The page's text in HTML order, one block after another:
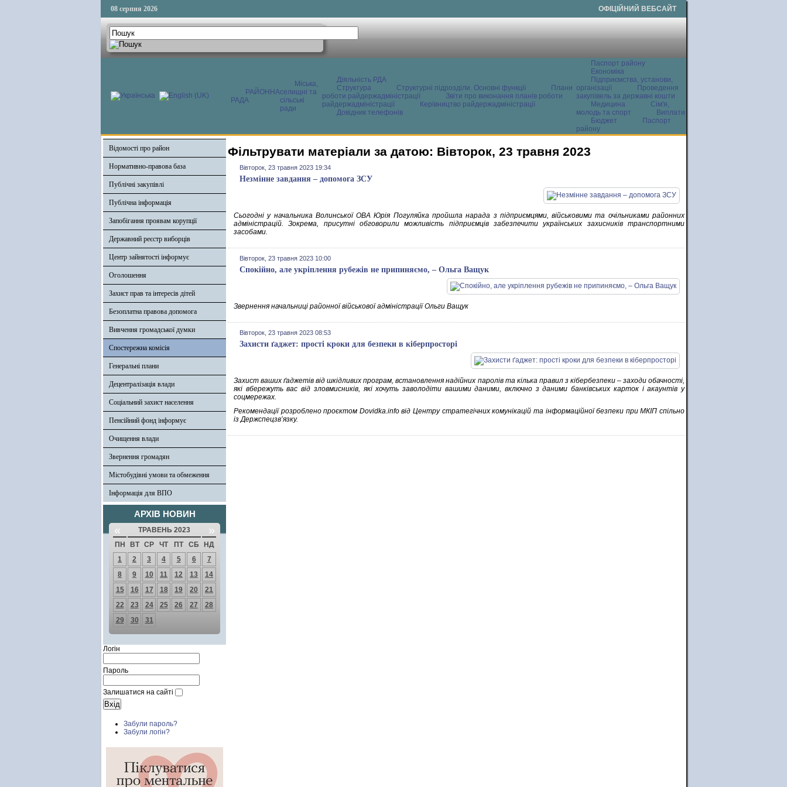
08 серпня 2026 ОФІЦІЙНИЙ ВЕБСАЙТ
РАЙОННА
РАДА
Міська,
селищні та
сільські
ради
Діяльність РДА
Структура
Структурні підрозділи. Основні функції
Плани
роботи райдержадміністрації
Звіти про виконання планів роботи
райдержадміністрації
Керівництво райдержадміністрації
Довідник телефонів
Паспорт району
Економіка
Підприємства, установи,
організації
Проведення
закупівель за державні кошти
Медицина
Сім'я,
молодь та спорт
Виплати
Бюджет
Паспорт
району
Відомості про район
Нормативно-правова база
Публічні закупівлі
Публічна інформація
Запобігання проявам корупції
Державний реєстр виборців
Центр зайнятості інформує
Оголошення
Захист прав та інтересів дітей
Безоплатна правова допомога
Вивчення громадської думки
Спостережна комісія
Генеральні плани
Децентралізація влади
Соціальний захист населення
Пенсійний фонд інформує
Очищення влади
Звернення громадян
Містобудівні умови та обмеження
Інформація для ВПО
АРХІВ НОВИН
« ТРАВЕНЬ 2023 »
ПН ВТ СР ЧТ ПТ СБ
НД
1
2 3 4 5 6
7
8
9 10 11 12 13
14
15
16 17 18 19 20
21
22
23 24 25 26 27
28
29
30 31
Логін
Пароль
Залишатися на сайті
Забули пароль?
Забули логін?
Фільтрувати матеріали за датою: Вівторок, 23 травня 2023
Вівторок, 23 травня 2023 19:34
Незмінне завдання – допомога ЗСУ
Сьогодні у начальника Волинської ОВА Юрія Погуляйка пройшла нарада з підприємцями, військовими та очільниками районних
адміністрацій. Зокрема, присутні обговорили можливість підприємців забезпечити українських захисників транспортними
засобами.
Вівторок, 23 травня 2023 10:00
Спокійно, але укріплення рубежів не припиняємо, – Ольга Ващук
Звернення начальниці районної військової адміністрації Ольги Ващук
Вівторок, 23 травня 2023 08:53
Захисти ґаджет: прості кроки для безпеки в кіберпросторі
Захист ваших ґаджетів від шкідливих програм, встановлення надійних паролів та кілька правил з кібербезпеки – заходи обачності,
які вбережуть вас від зловмисників, які хочуть заволодіти вашими даними, включно з даними банківських карток і акаунтів у
соцмережах.
Рекомендації розроблено проєктом Dovidka.info від Центру стратегічних комунікацій та інформаційної безпеки при МКІП спільно
із Держспецзв’язку.